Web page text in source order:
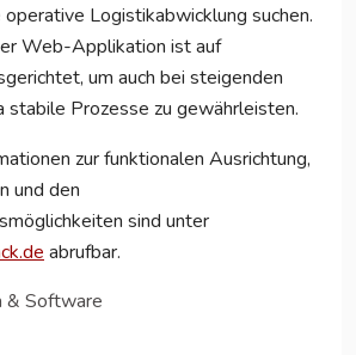
operative Logistikabwicklung suchen.
Web-Applikation ist auf
um auch bei steigenden
stabile Prozesse zu gewährleisten.
zur funktionalen Ausrichtung,
und den
sind unter
abrufbar.
& Software